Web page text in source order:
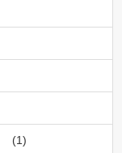
(1)